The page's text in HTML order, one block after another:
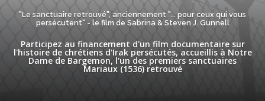
"Le sanctuaire retrouvé", anciennement "... pour ceux qui vous
persécutent" - le film de Sabrina & Steven J. Gunnell
Participez au financement d'un film documentaire sur
l'histoire de chrétiens d'Irak persécutés, accueillis à Notre
Dame de Bargemon, l'un des premiers sanctuaires
Mariaux (1536) retrouvé